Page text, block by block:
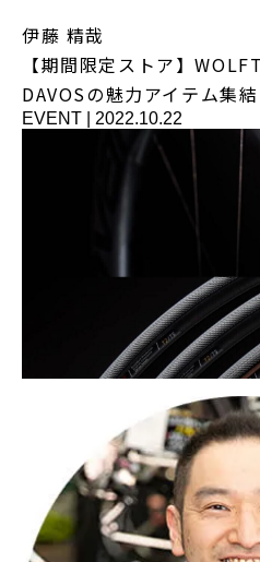
伊藤 精哉
【期間限定ストア】
DAVOSの魅力アイテム集結
EVENT 2022.10.22